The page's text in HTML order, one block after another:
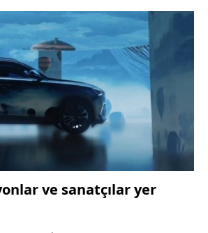
ve sanatçılar yer